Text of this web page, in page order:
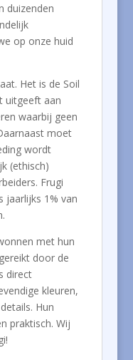
duizenden
op onze huid
Het is de Soil
uitgeeft aan
waarbij geen
moet
wordt
(ethisch)
Frugi
jaarlijks 1% van
met hun
door de
direct
kleuren,
Hun
praktisch. Wij